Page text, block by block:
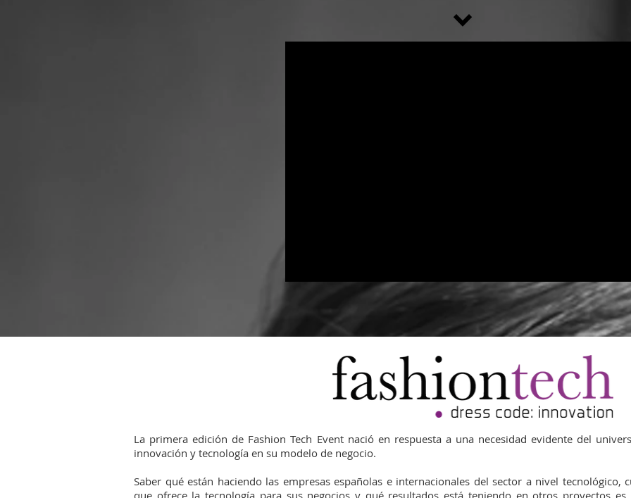
La primera edición de Fashion Tech Event nació en respuesta a una necesidad evidente del
innovación y tecnología en su modelo de negocio.
Saber qué están haciendo las empresas españolas e internacionales del sector a nivel tecnológico,
que ofrece la tecnología para sus negocios y qué resultados está teniendo en otros proyectos